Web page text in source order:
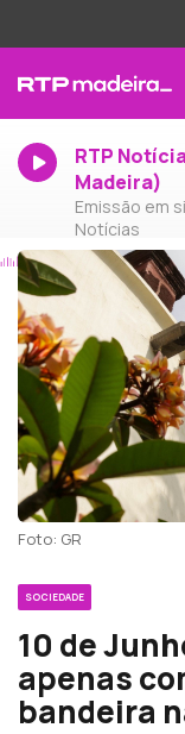
RTP
Madeira)
Emissão em
Notícias
Foto: GR
SOCIEDADE
10 de
apenas
bandeira